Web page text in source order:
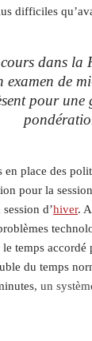
difficiles
dans la
de
pour une
en place des
pour la
d’hiver.
temps accordé
du temps
, un